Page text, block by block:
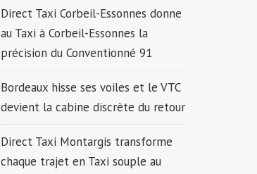
Direct Taxi Corbeil-Essonnes donne
au Taxi à Corbeil-Essonnes la
précision du Conventionné 91
Bordeaux hisse ses voiles et le VTC
devient la cabine discrète du retour
Direct Taxi Montargis transforme
chaque trajet en Taxi souple au